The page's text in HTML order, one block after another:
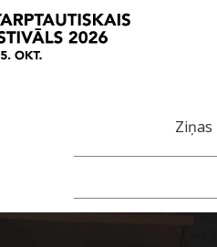
Ziņas